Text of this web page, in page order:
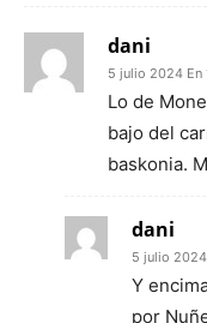
dani
5 julio 2024 En
Lo de
bajo del
baskonia.
dani
5 julio 2024
Y
por